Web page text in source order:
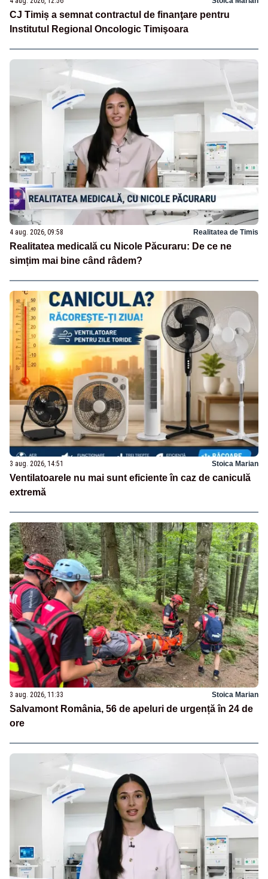
CJ Timiș a semnat contractul de finanţare pentru
Institutul Regional Oncologic Timişoara
4 aug. 2026, 09:58 Realitatea de Timis
Realitatea medicală cu Nicole Păcuraru: De ce ne
simțim mai bine când râdem?
3 aug. 2026, 14:51 Stoica Marian
Ventilatoarele nu mai sunt eficiente în caz de caniculă
extremă
3 aug. 2026, 11:33 Stoica Marian
Salvamont România, 56 de apeluri de urgență în 24 de
ore